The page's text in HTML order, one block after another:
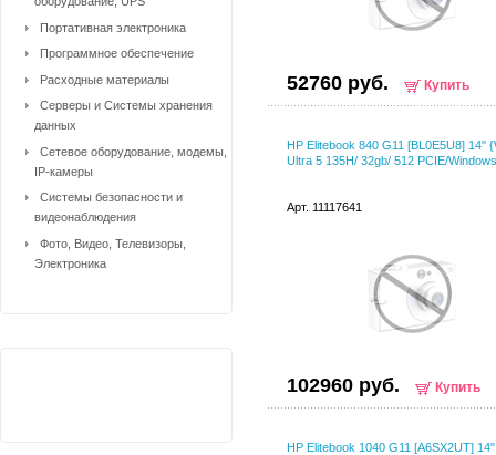
52760 руб. Купить
HP Elitebook 840 G11 [BL0E5U8] 14"
Ultra 5 135H/ 32gb/ 512 PCIE/
Арт. 11117641
102960 руб. Купить
HP Elitebook 1040 G11 [A6SX2UT] 14"
Портативная электроника
Программное обеспечение
Расходные материалы
Серверы и Системы хранения
данных
Сетевое оборудование, модемы,
IP-камеры
Системы безопасности и
видеонаблюдения
Фото, Видео, Телевизоры,
Электроника